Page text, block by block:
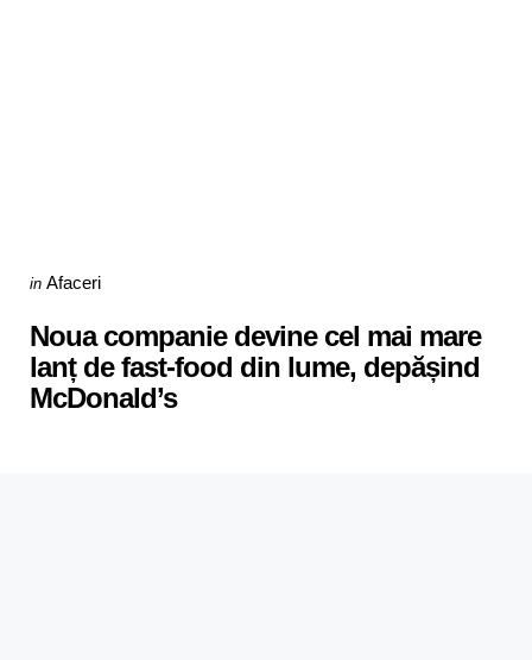
Categories
Posted
in Afaceri
Noua companie devine cel mai mare
lanț de fast-food din lume, depășind
McDonald’s